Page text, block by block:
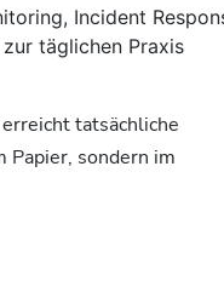
Incident
täglichen Praxis
tatsächliche
Papier, sondern im